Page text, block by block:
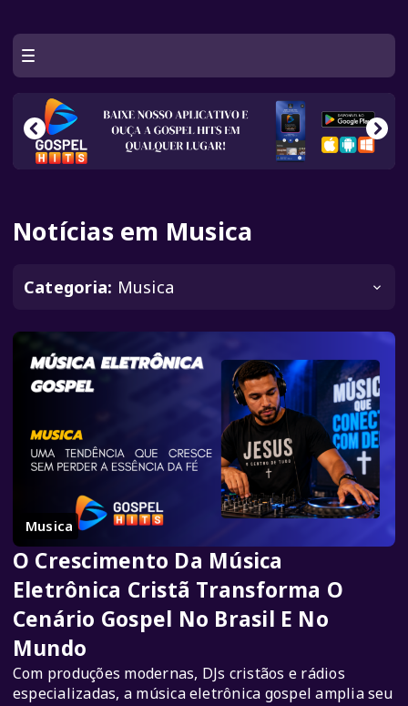
Notícias em Musica
Categoria: Musica
Musica
O Crescimento Da Música
Eletrônica Cristã Transforma O
Cenário Gospel No Brasil E No
Mundo
Com produções modernas, DJs cristãos e rádios
especializadas, a música eletrônica gospel amplia seu